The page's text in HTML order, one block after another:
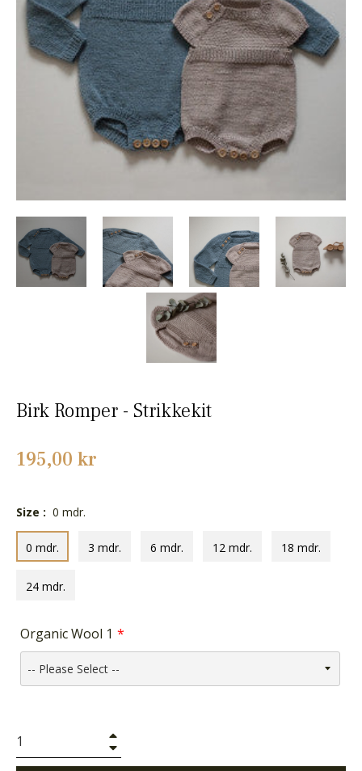
Birk Romper - Strikkekit
Normalpris
195,00 kr
Size : 0 mdr.
0 mdr. 3 mdr. 6 mdr. 12 mdr. 18 mdr.
24 mdr.
Organic Wool 1